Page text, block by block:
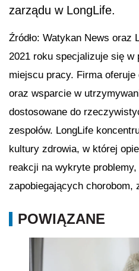
zarządu w LongLife.
Źródło: Watykan News oraz
2021 roku specjalizuje się
miejscu pracy. Firma oferuje
oraz wsparcie w
dostosowane do
zespołów. LongLife
kultury zdrowia, w której
reakcji na wykryte problemy,
zapobiegających chorobom,
POWIĄZANE